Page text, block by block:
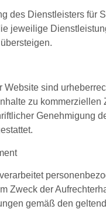
des Dienstleisters für
jeweilige
Website sind
zu kommerziellen
Genehmigung
Zweck der
gemäß den